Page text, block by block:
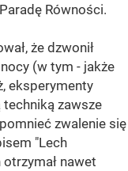
Równości.
że dzwonił
(w tym - jakże
eksperymenty
zawsze
zwalenie się
"Lech
nawet